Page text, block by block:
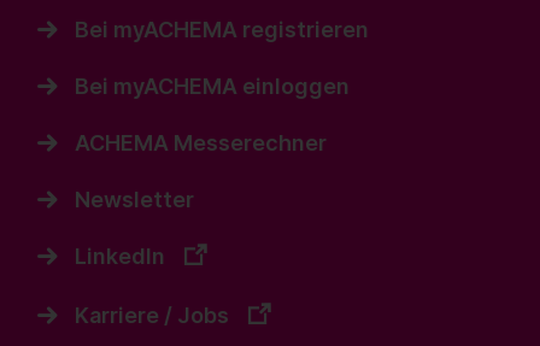
Bei myACHEMA registrieren
Bei myACHEMA einloggen
ACHEMA Messerechner
Newsletter
LinkedIn
Karriere / Jobs